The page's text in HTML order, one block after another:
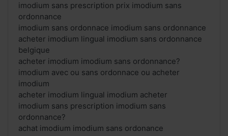
imodium sans prescription prix imodium sans
ordonnance
imodium sans ordonnace imodium sans ordonnance
acheter imodium lingual imodium sans ordonnance
belgique
acheter imodium imodium sans ordonnance?
imodium avec ou sans ordonnace ou acheter
imodium
acheter imodium lingual imodium acheter
imodium sans prescription imodium sans
ordonnance?
achat imodium imodium sans ordonance